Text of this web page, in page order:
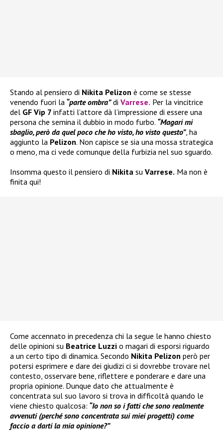
Stando al pensiero di Nikita Pelizon è come se stesse
venendo fuori la “parte ombra”di Varrese. Per la vincitrice
del GF Vip 7 infatti l’attore dà l’impressione di essere una
persona che semina il dubbio in modo furbo. “Magari mi
sbaglio, però da quel poco che ho visto, ho visto questo”, ha
aggiunto la Pelizon. Non capisce se sia una mossa strategica
o meno, ma ci vede comunque della furbizia nel suo sguardo.
Insomma questo il pensiero di Nikita su Varrese. Ma non è
finita qui!
Come accennato in precedenza chi la segue le hanno chiesto
delle opinioni su Beatrice Luzzi o magari di esporsi riguardo
a un certo tipo di dinamica. Secondo Nikita Pelizon però per
potersi esprimere e dare dei giudizi ci si dovrebbe trovare nel
contesto, osservare bene, riflettere e ponderare e dare una
propria opinione. Dunque dato che attualmente è
concentrata sul suo lavoro si trova in difficoltà quando le
viene chiesto qualcosa: “Io non so i fatti che sono realmente
avvenuti (perché sono concentrata sui miei progetti) come
faccio a darti la mia opinione?”